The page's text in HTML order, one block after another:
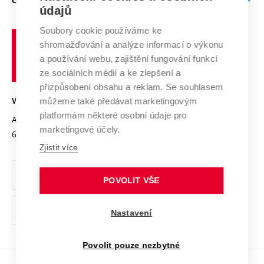
E-přihláška
Systém zajišťování kvality výzkumu
Výzkumné infrastruktury
Transfer znalostí
Open Science
Projekty
Projekty ze strukturálních fondů
Specifický výzkum
Zahraniční spolupráce
Spolupráce se školami
Služby univerzity
Mezinárodní dohody
Univerzitní sítě
Profil univerzity
Udržitelná univerzita
Podnikavá univerzita / ContriBUTe
Bezpečná univerzita
Vyznamenání
Organizační struktura
Ochrana osobních údajů
odkaz)
učení
technické
VYSOKÉ UČENÍ TECHNICKÉ V BRNĚ
Antonínská 548/1
602 00 Brno
www.vut.cz
vut@vutbr.cz
údajů
Soubory cookie používáme ke
shromažďování a analýze informací o výkonu
a používání webu, zajištění fungování funkcí
ze sociálních médií a ke zlepšení a
přizpůsobení obsahu a reklam. Se souhlasem
můžeme také předávat marketingovým
platformám některé osobní údaje pro
marketingové účely.
Zjistit více
POVOLIT VŠE
Nastavení
Povolit pouze nezbytné